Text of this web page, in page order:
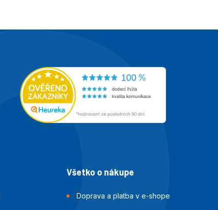
Všetko o nákupe
Doprava a platba v e-shope